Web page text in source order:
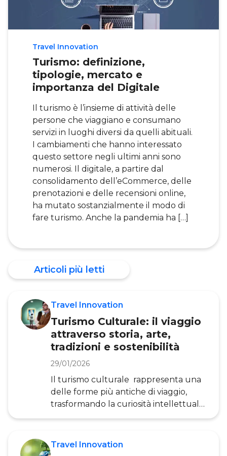
Travel Innovation
Turismo: definizione,
tipologie, mercato e
importanza del Digitale
Il turismo è l’insieme di attività delle
persone che viaggiano e consumano
servizi in luoghi diversi da quelli abituali.
I cambiamenti che hanno interessato
questo settore negli ultimi anni sono
numerosi. Il digitale, a partire dal
consolidamento dell’eCommerce, delle
prenotazioni e delle recensioni online,
ha mutato sostanzialmente il modo di
fare turismo. Anche la pandemia ha […]
Articoli più letti
Travel Innovation
Turismo Culturale: il viaggio
attraverso storia, arte,
tradizioni e sostenibilità
29/01/2026
Il turismo culturale rappresenta una
delle forme più antiche di viaggio,
trasformando la curiosità intellettuale
in motore di scoperta e crescita
che affonda le sue radici nel Grand
Travel Innovation